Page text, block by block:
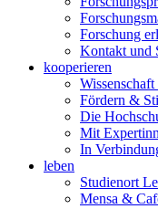
Forschung
Kontakt und
kooperieren
Fördern &
Die
Mit
In
leben
Studienort
Mensa &